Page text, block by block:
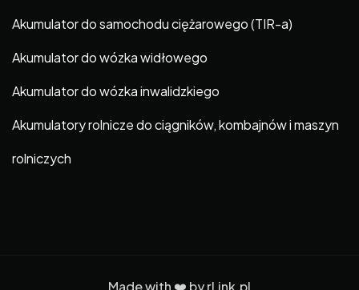
Akumulator do samochodu ciężarowego (TIR-a)
Akumulator do wózka widłowego
Akumulator do wózka inwalidzkiego
Akumulatory rolnicze do ciągników, kombajnów i maszyn
rolniczych